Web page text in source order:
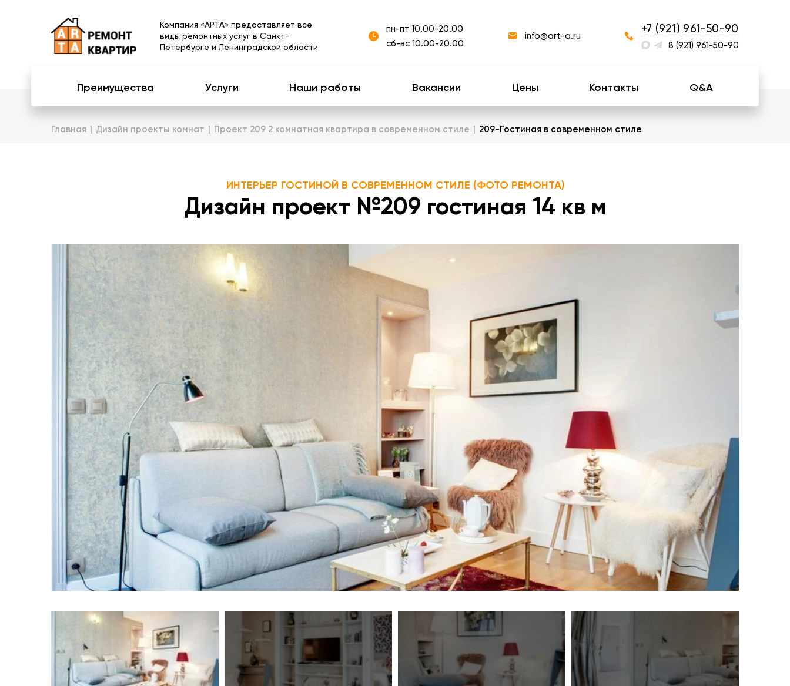
Компания «АРТА» предоставляет все
виды ремонтных услуг в Санкт-
Петербурге и Ленинградской области
пн-пт 10.00-20.00
сб-вс 10.00-20.00
info@art-a.ru
+7 (921) 961-50-90
8 (921) 961-50-90
Преимущества Услуги Наши работы Вакансии Цены Контакты Q&A
Главная Дизайн проекты комнат Проект 209 2 комнатная квартира в современном стиле 209-Гостиная в современном стиле
ИНТЕРЬЕР ГОСТИНОЙ В СОВРЕМЕННОМ СТИЛЕ (ФОТО РЕМОНТА)
Дизайн проект №209 гостиная 14 кв м